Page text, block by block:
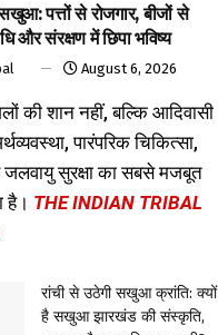
पत्तों से रोजगार, बीजों से
और संरक्षण में छिपा भविष्य
August 6, 2026
की शान नहीं, बल्कि आदिवासी
पारंपरिक चिकित्सा,
जलवायु सुरक्षा का सबसे मजबूत
है। THE INDIAN TRIBAL
रांची से उठेगी सखुआ क्रांति: क्यों
है सखुआ झारखंड की संस्कृति,